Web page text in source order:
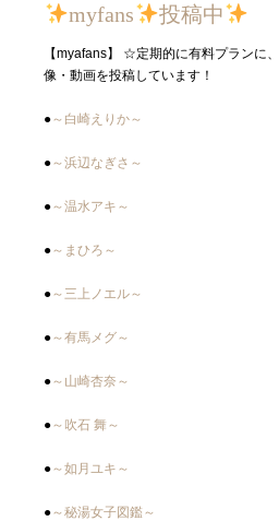
myfans 投稿中
【myafans】 ☆定期的に有料プランに
像・動画を投稿しています！
●～白崎えりか～
●～浜辺なぎさ～
●～温水アキ～
●～まひろ～
●～三上ノエル～
●～有馬メグ～
●～山崎杏奈～
●～吹石 舞～
●～如月ユキ～
●～秘湯女子図鑑～